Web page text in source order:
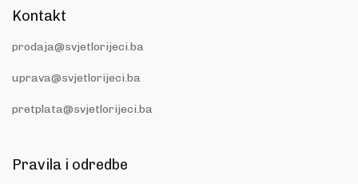
Kontakt
prodaja@svjetlorijeci.ba
uprava@svjetlorijeci.ba
pretplata@svjetlorijeci.ba
Pravila i odredbe